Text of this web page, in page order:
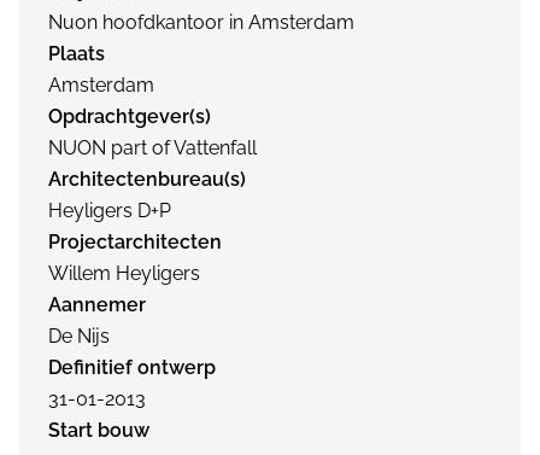
Nuon hoofdkantoor in Amsterdam
Plaats
Amsterdam
Opdrachtgever(s)
NUON part of Vattenfall
Architectenbureau(s)
Heyligers D+P
Projectarchitecten
Willem Heyligers
Aannemer
De Nijs
Definitief ontwerp
31-01-2013
Start bouw